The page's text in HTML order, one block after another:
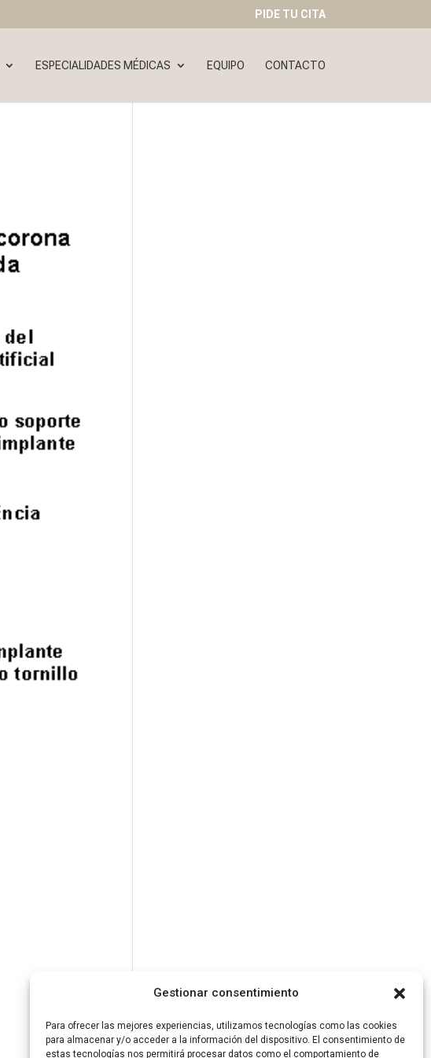
Gestionar consentimiento
Para ofrecer las mejores experiencias, utilizamos tecnologías como las cookies
para almacenar y/o acceder a la información del dispositivo. El consentimiento de
estas tecnologías nos permitirá procesar datos como el comportamiento de
PIDE TU CITA
ESPECIALIDADES MÉDICAS EQUIPO CONTACTO